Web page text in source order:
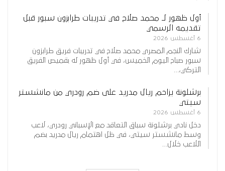
أول ظهور لـ محمد صلاح في تدريبات طرابزون سبور قبل
تقديمه الرسمي
6 أغسطس 2026
شارك النجم المصري محمد صلاح في تدريبات فريق طرابزون
سبور صباح اليوم الخميس، في أول ظهور له بقميص الفريق
التركي،…
برشلونة يزاحم ريال مدريد على ضم رودري من مانشستر
سيتي
6 أغسطس 2026
دخل نادي برشلونة سباق التعاقد مع الإسباني رودري، لاعب
وسط مانشستر سيتي، في ظل اهتمام ريال مدريد بضم
اللاعب خلال…